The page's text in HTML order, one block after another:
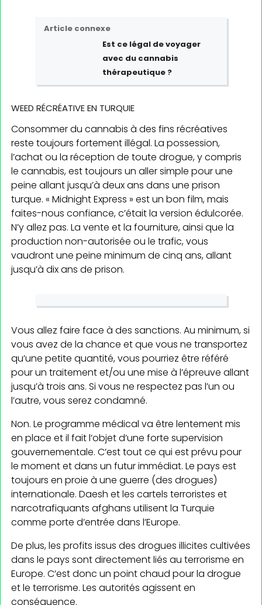
Article connexe
Est ce légal de voyager
avec du cannabis
thérapeutique ?
WEED RÉCRÉATIVE EN TURQUIE
Consommer du cannabis à des fins récréatives
reste toujours fortement illégal. La possession,
l’achat ou la réception de toute drogue, y compris
le cannabis, est toujours un aller simple pour une
peine allant jusqu’à deux ans dans une prison
turque. « Midnight Express » est un bon film, mais
faites-nous confiance, c’était la version édulcorée.
N’y allez pas. La vente et la fourniture, ainsi que la
production non-autorisée ou le trafic, vous
vaudront une peine minimum de cinq ans, allant
jusqu’à dix ans de prison.
Vous allez faire face à des sanctions. Au minimum, si
vous avez de la chance et que vous ne transportez
qu’une petite quantité, vous pourriez être référé
pour un traitement et/ou une mise à l’épreuve allant
jusqu’à trois ans. Si vous ne respectez pas l’un ou
l’autre, vous serez condamné.
Non. Le programme médical va être lentement mis
en place et il fait l’objet d’une forte supervision
gouvernementale. C’est tout ce qui est prévu pour
le moment et dans un futur immédiat. Le pays est
toujours en proie à une guerre (des drogues)
internationale. Daesh et les cartels terroristes et
narcotrafiquants afghans utilisent la Turquie
comme porte d’entrée dans l’Europe.
De plus, les profits issus des drogues illicites cultivées
dans le pays sont directement liés au terrorisme en
Europe. C’est donc un point chaud pour la drogue
et le terrorisme. Les autorités agissent en
conséquence.